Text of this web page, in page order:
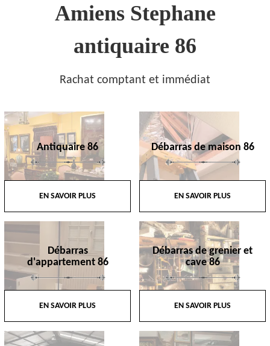
Amiens Stephane
antiquaire 86
Rachat comptant et immédiat
Antiquaire 86
EN SAVOIR PLUS
Débarras de maison 86
EN SAVOIR PLUS
Débarras
d'appartement 86
EN SAVOIR PLUS
Débarras de grenier et
cave 86
EN SAVOIR PLUS